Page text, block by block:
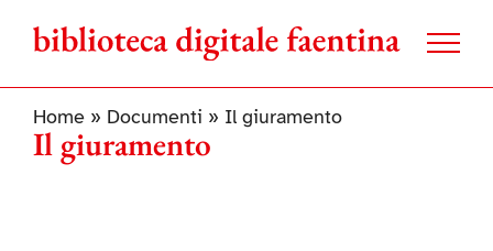
contenuto
Home» Documenti » Il giuramento
Il giuramento